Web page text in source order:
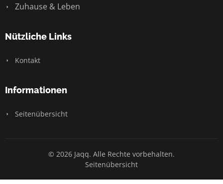
Zuhause & Leben
Nützliche Links
Kontakt
Informationen
Seitenübersicht
© 2026 Jaqq. Alle Rechte vorbehalten.
Seitenübersicht